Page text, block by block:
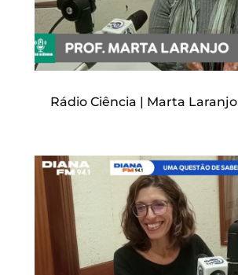
Rádio Ciência | Marta Laranjo